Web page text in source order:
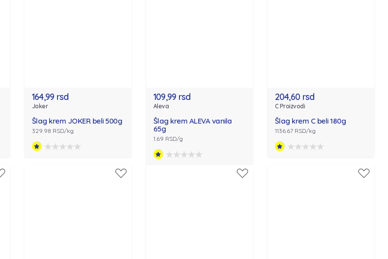
164,99 rsd
Joker
Šlag krem JOKER beli 500g
329.98 RSD/kg
109,99 rsd
Aleva
Šlag krem ALEVA vanila
65g
1.69 RSD/g
204,60 rsd
C Proizvodi
Šlag krem C beli 180g
1136.67 RSD/kg